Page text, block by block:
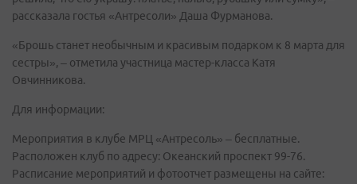
рассказала гостья «Антресоли» Даша Фурманова.
«Брошь станет необычным и красивым подарком к 8 марта для
сестры», – отметила участница мастер-класса Катя
Овчинникова.
Для информации:
Мероприятия в клубе МРЦ «Антресоль» – бесплатные.
Расположен клуб по адресу: Океанский проспект 99-76.
Расписание мероприятий и фотоотчет размещены на сайте: